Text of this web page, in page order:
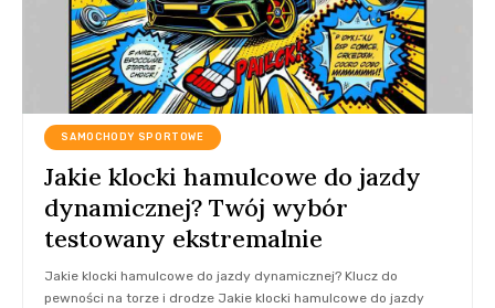
SAMOCHODY SPORTOWE
Jakie klocki hamulcowe do jazdy
dynamicznej? Twój wybór
testowany ekstremalnie
Jakie klocki hamulcowe do jazdy dynamicznej? Klucz do
pewności na torze i drodze Jakie klocki hamulcowe do jazdy